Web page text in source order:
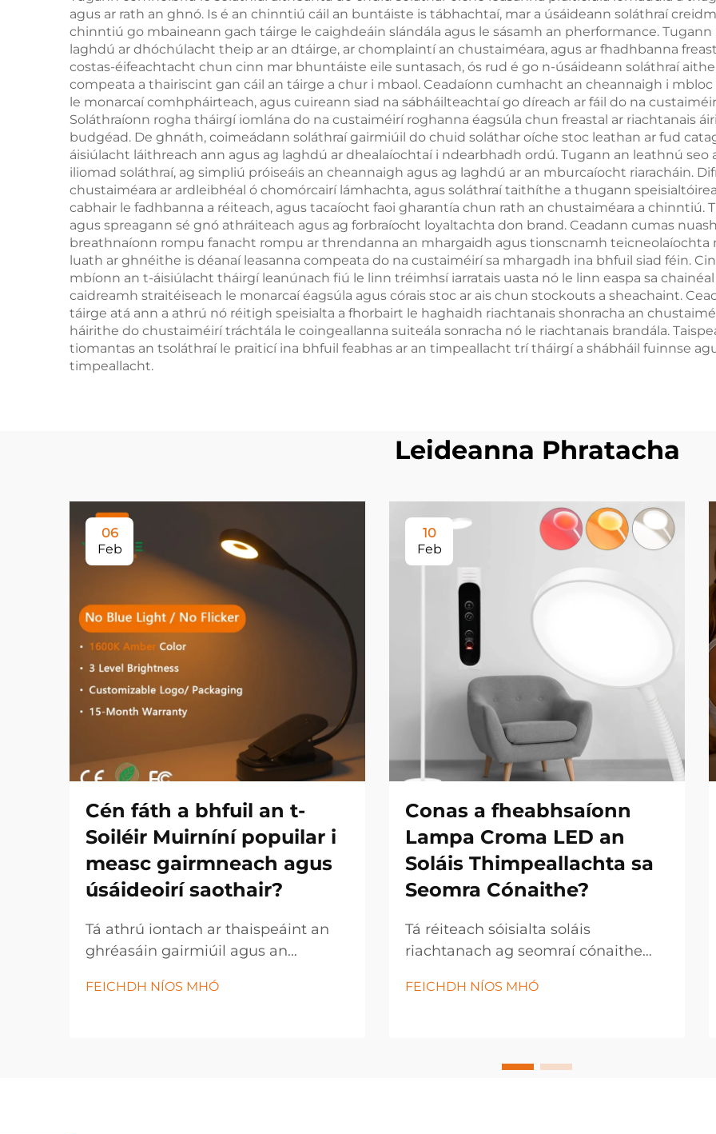
Portáideach ar
Ghluineach Dubh
Soilse Soirleac
agus ar rath an ghnó. Is é an chinntiú cáil an buntáiste is tábhachtaí, mar a úsáideann soláthraí
chinntiú go mbaineann gach táirge le caighdeáin slándála agus le sásamh an pherformance.
laghdú ar dhóchúlacht theip ar an dtáirge, ar chomplaintí an chustaiméara, agus ar fhadhbanna
costas-éifeachtacht chun cinn mar bhuntáiste eile suntasach, ós rud é go n-úsáideann soláthraí
compeata a thairiscint gan cáil an táirge a chur i mbaol. Ceadaíonn cumhacht an cheannaigh i mbloc
le monarcaí comhpháirteach, agus cuireann siad na sábháilteachtaí go díreach ar fáil do na
Soláthraíonn rogha tháirgí iomlána do na custaiméirí roghanna éagsúla chun freastal ar riachtanais
budgéad. De ghnáth, coimeádann soláthraí gairmiúil do chuid soláthar oíche stoc leathan ar fud
áisiúlacht láithreach ann agus ag laghdú ar dhealaíochtaí i ndearbhadh ordú. Tugann an leathnú seo
iliomad soláthraí, ag simpliú próiseáis an cheannaigh agus ag laghdú ar an mburcaíocht riaracháin.
chustaiméara ar ardleibhéal ó chomórcairí lámhachta, agus soláthraí taithíthe a thugann
cabhair le fadhbanna a réiteach, agus tacaíocht faoi gharantía chun rath an chustaiméara a chinntiú.
agus spreagann sé gnó athráiteach agus ag forbraíocht loyaltachta don brand. Ceadann cumas
breathnaíonn rompu fanacht rompu ar threndanna an mhargaidh agus tionscnamh teicneolaíochta
luath ar ghnéithe is déanaí leasanna compeata do na custaiméirí sa mhargadh ina bhfuil siad féin.
mbíonn an t-áisiúlacht tháirgí leanúnach fiú le linn tréimhsí iarratais uasta nó le linn easpa sa
caidreamh straitéiseach le monarcaí éagsúla agus córais stoc ar ais chun stockouts a sheachaint.
táirge atá ann a athrú nó réitigh speisialta a fhorbairt le haghaidh riachtanais shonracha an
háirithe do chustaiméirí tráchtála le coingeallanna suiteála sonracha nó le riachtanais brandála.
tiomantas an tsoláthraí le praiticí ina bhfuil feabhas ar an timpeallacht trí tháirgí a shábháil fuinnse
timpeallacht.
Leideanna Phratacha
06
Feb
Cén fáth a bhfuil an t-
Soiléir Muirníní popuilar i
measc gairmneach agus
úsáideoirí saothair?
Tá athrú iontach ar thaispeáint an
ghréasáin gairmiúil agus an
soiléir muirníní ag teacht chun
FEICHDH NÍOS MHÓ
10
Feb
Conas a fheabhsaíonn
Lampa Croma LED an
Soláis Thimpeallachta sa
Seomra Cónaithe?
Tá réiteach sóisialta soláis
riachtanach ag seomraí cónaithe
agus taitneamh a mhéadú. Is é
FEICHDH NÍOS MHÓ